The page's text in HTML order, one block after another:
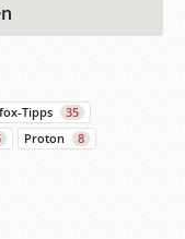
Tipps
35
Proton
8